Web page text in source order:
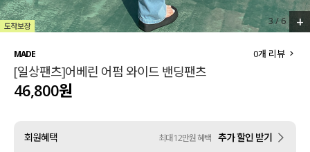
110사이즈
티셔츠
셔츠
스커트
언더웨어
4/6 +
MADE
[일상팬츠]어베린 어펌 와이드 밴딩팬츠
0개 리뷰
46,800원
회원혜택 최대 12만원 혜택 추가 할인 받기